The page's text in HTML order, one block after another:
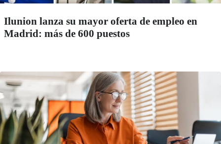
Ilunion lanza su mayor oferta de empleo en
Madrid: más de 600 puestos